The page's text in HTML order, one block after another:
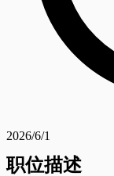
2026/6/1
职位描述